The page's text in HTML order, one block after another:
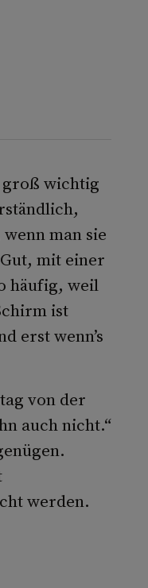
groß wichtig
man sie
mit einer
häufig, weil
ist
erst wenn’s
von der
auch nicht.“
werden.